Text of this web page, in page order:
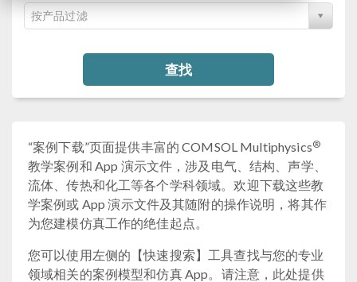
按产品过滤
查找
“案例下载”页面提供丰富的 COMSOL Multiphysics®
教学案例和 App 演示文件，涉及电气、结构、声学、
流体、传热和化工等各个学科领域。欢迎下载这些教
学案例或 App 演示文件及其随附的操作说明，将其作
为您建模仿真工作的绝佳起点。
您可以使用左侧的【快速搜索】工具查找与您的专业
领域相关的案例模型和仿真 App。请注意，此处提供